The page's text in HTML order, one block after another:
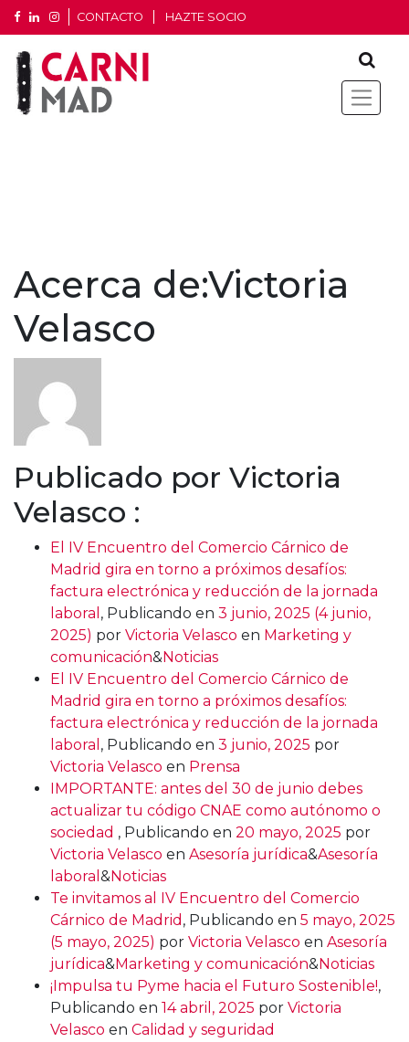
CONTACTO HAZTE SOCIO
Acerca de:Victoria
Velasco
Publicado por Victoria
Velasco :
El IV Encuentro del Comercio Cárnico de
Madrid gira en torno a próximos desafíos:
factura electrónica y reducción de la jornada
laboral , Publicando en 3 junio, 2025 (4 junio,
2025) por Victoria Velasco en Marketing y
comunicación&Noticias
El IV Encuentro del Comercio Cárnico de
Madrid gira en torno a próximos desafíos:
factura electrónica y reducción de la jornada
laboral , Publicando en 3 junio, 2025 por
Victoria Velasco en Prensa
IMPORTANTE: antes del 30 de junio debes
actualizar tu código CNAE como autónomo o
sociedad , Publicando en 20 mayo, 2025 por
Victoria Velasco en Asesoría jurídica&Asesoría
laboral &Noticias
Te invitamos al IV Encuentro del Comercio
Cárnico de Madrid , Publicando en 5 mayo, 2025
(5 mayo, 2025) por Victoria Velasco en Asesoría
jurídica&Marketing y comunicación&Noticias
¡Impulsa tu Pyme hacia el Futuro Sostenible!,
Publicando en 14 abril, 2025 por Victoria
Velasco en Calidad y seguridad